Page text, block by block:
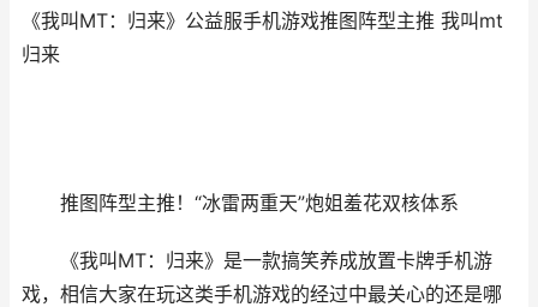
《我叫MT：归来》公益服手机游戏推图阵型主推 我叫mt
归来
推图阵型主推！“冰雷两重天”炮姐羞花双核体系
《我叫MT：归来》是一款搞笑养成放置卡牌手机游
戏，相信大家在玩这类手机游戏的经过中最关心的还是哪